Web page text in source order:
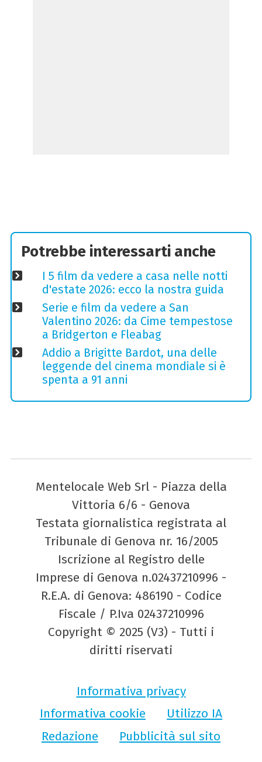
Potrebbe interessarti anche
I 5 film da vedere a casa nelle notti
d'estate 2026: ecco la nostra guida
Serie e film da vedere a San
Valentino 2026: da Cime tempestose
a Bridgerton e Fleabag
Addio a Brigitte Bardot, una delle
leggende del cinema mondiale si è
spenta a 91 anni
Mentelocale Web Srl - Piazza della
Vittoria 6/6 - Genova
Testata giornalistica registrata al
Tribunale di Genova nr. 16/2005
Iscrizione al Registro delle
Imprese di Genova n.02437210996 -
R.E.A. di Genova: 486190 - Codice
Fiscale / P.Iva 02437210996
Copyright © 2025 (V3) - Tutti i
diritti riservati
Informativa privacy
Informativa cookie
Utilizzo IA
Redazione
Pubblicità sul sito